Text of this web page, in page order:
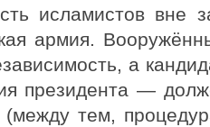
исламистов вне
армия.
а
президента —
тем,